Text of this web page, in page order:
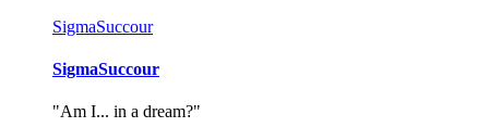
SigmaSuccour
SigmaSuccour
"Am I... in a dream?"